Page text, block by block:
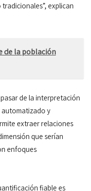
explican
de la población
de la interpretación
automatizado y
extraer relaciones
que serían
enfoques
fiable es